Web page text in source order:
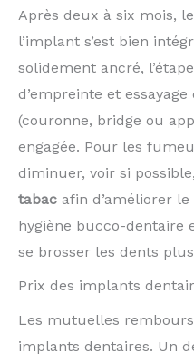
Après deux à six mois,
l’implant s’est bien
solidement ancré,
d’empreinte et
(couronne, bridge ou
engagée. Pour les
diminuer, voir si possible,
tabac afin d’améliorer
hygiène bucco-dentaire
se brosser les dents
Prix des implants
Les mutuelles
implants dentaires. Un